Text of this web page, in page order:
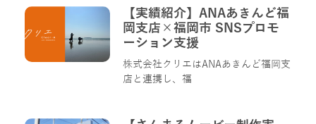
【実績紹介】ANAあきんど福
岡支店×福岡市 SNSプロモ
ーション支援
株式会社クリエはANAあきんど福岡支
店と連携し、福